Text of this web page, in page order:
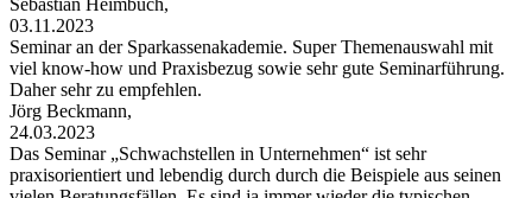
Sebastian Heimbuch,
03.11.2023
Seminar an der Sparkassenakademie. Super Themenauswahl mit
viel know-how und Praxisbezug sowie sehr gute Seminarführung.
Daher sehr zu empfehlen.
Jörg Beckmann,
24.03.2023
Das Seminar „Schwachstellen in Unternehmen“ ist sehr
praxisorientiert und lebendig durch durch die Beispiele aus seinen